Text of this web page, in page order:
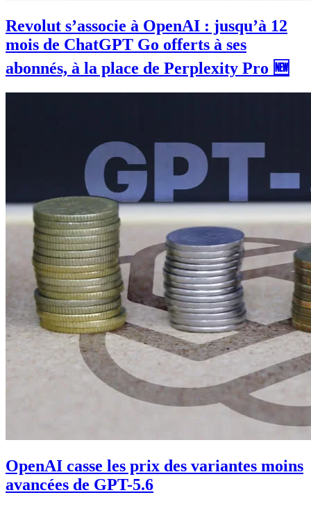
Revolut s’associe à OpenAI : jusqu’à 12
mois de ChatGPT Go offerts à ses
abonnés, à la place de Perplexity Pro 🆕
OpenAI casse les prix des variantes moins
avancées de GPT-5.6